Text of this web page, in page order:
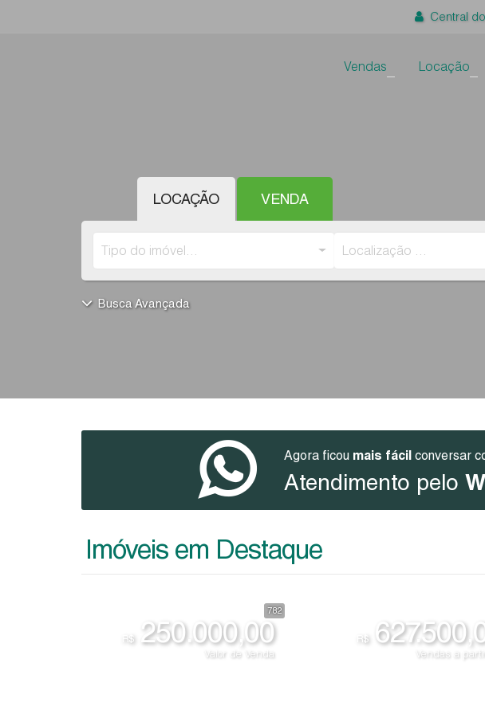
Central
Locação
Vendas
LOCAÇÃO VENDA
Tipo do imóvel... Localização ...
Busca Avançada
Agora ficou mais fácil conversar
Atendimento pelo
Imóveis em Destaque
782
R$250.000,00
Valor de Venda
R$
Vendas a